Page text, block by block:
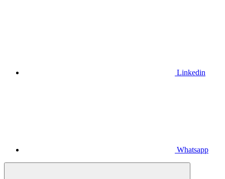
Linkedin
Whatsapp